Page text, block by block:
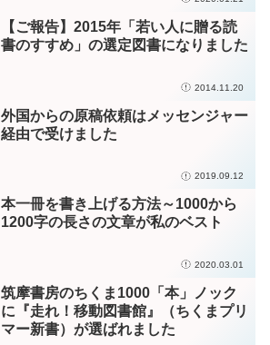
【ご報告】2015年「若い人に贈る読
書のすすめ」の選定図書になりました
2014.11.20
外国からの原稿依頼はメッセンジャー
経由で受けました
2019.09.12
本一冊を書き上げる方法～1000から
1200字の長さの文章が私のベスト
2020.03.01
筑摩書房のちくま1000「本」ノック
に『走れ！移動図書館』（ちくまプリ
マー新書）が選ばれました